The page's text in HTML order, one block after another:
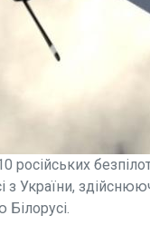
російських
з України,
Білорусі.